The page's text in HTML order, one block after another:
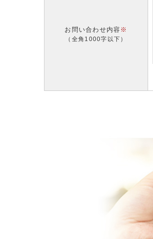
お問い合わせ内容 ※
（全角1000字以下）